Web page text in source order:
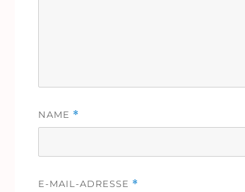
NAME *
E-MAIL-ADRESSE *